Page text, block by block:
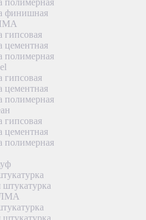
финишная
гипсовая
цементная
полимерная
гипсовая
цементная
полимерная
гипсовая
цементная
полимерная